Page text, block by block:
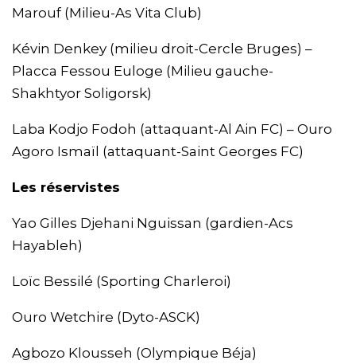
Marouf (Milieu-As Vita Club)
Kévin Denkey (milieu droit-Cercle Bruges) –
Placca Fessou Euloge (Milieu gauche-
Shakhtyor Soligorsk)
Laba Kodjo Fodoh (attaquant-Al Ain FC) – Ouro
Agoro Ismaïl (attaquant-Saint Georges FC)
Les réservistes
Yao Gilles Djehani Nguissan (gardien-Acs
Hayableh)
Loïc Bessilé (Sporting Charleroi)
Ouro Wetchire (Dyto-ASCK)
Agbozo Klousseh (Olympique Béja)